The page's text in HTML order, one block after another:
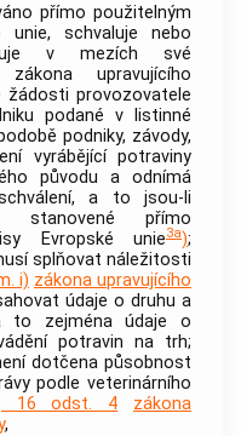
přímo použitelným
unie, schvaluje nebo
v mezích své
upravujícího
žádosti provozovatele
podané v listinné
podniky, závody,
vyrábějící potraviny
původu a odnímá
a to jsou-li
stanovené přímo
Evropské unie3a);
splňovat náležitosti
i) zákona upravujícího
údaje o druhu a
to zejména údaje o
potravin na trh;
dotčena působnost
podle veterinárního
16 odst. 4
zákona
,